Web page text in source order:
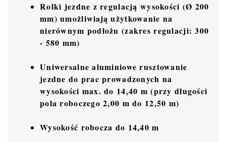
Rolki jezdne z regulacją wysokości (Ø 200
mm) umożliwiają użytkowanie na
nierównym podłożu (zakres regulacji: 300
- 580 mm)
Uniwersalne aluminiowe rusztowanie
jezdne do prac prowadzonych na
wysokości max. do 14,40 m (przy długości
pola roboczego 2,00 m do 12,50 m)
Wysokość robocza do 14,40 m